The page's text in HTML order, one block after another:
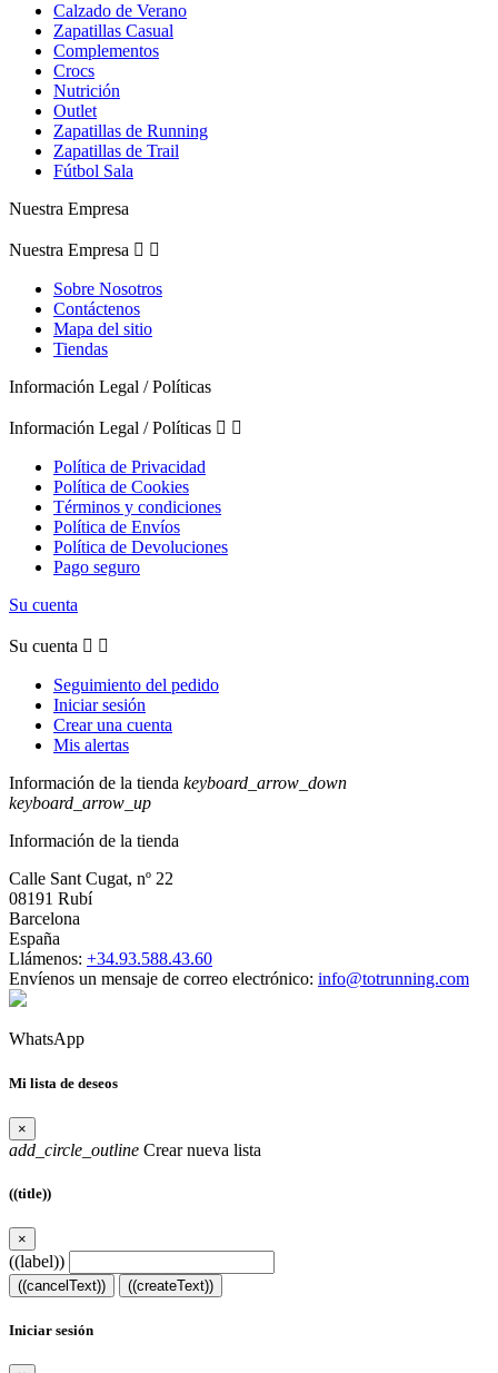
Calzado de Verano
Zapatillas Casual
Complementos
Crocs
Nutrición
Outlet
Zapatillas de Running
Zapatillas de Trail
Fútbol Sala
Nuestra Empresa
Nuestra Empresa  
Sobre Nosotros
Contáctenos
Mapa del sitio
Tiendas
Información Legal / Políticas
Información Legal / Políticas  
Política de Privacidad
Política de Cookies
Términos y condiciones
Política de Envíos
Política de Devoluciones
Pago seguro
Su cuenta
Su cuenta  
Seguimiento del pedido
Iniciar sesión
Crear una cuenta
Mis alertas
Información de la tienda keyboard_arrow_down
keyboard_arrow_up
Información de la tienda
Calle Sant Cugat, nº 22
08191 Rubí
Barcelona
España
Llámenos: +34.93.588.43.60
Envíenos un mensaje de correo electrónico: info@totrunning.com
WhatsApp
Mi lista de deseos
×
add_circle_outline Crear nueva lista
((title))
×
((label))
((cancelText)) ((createText))
Iniciar sesión